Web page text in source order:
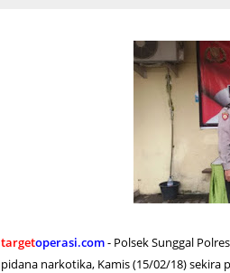
targetoperasi.com- Polsek Sunggal
pidana narkotika, Kamis (15/02/18) sekira